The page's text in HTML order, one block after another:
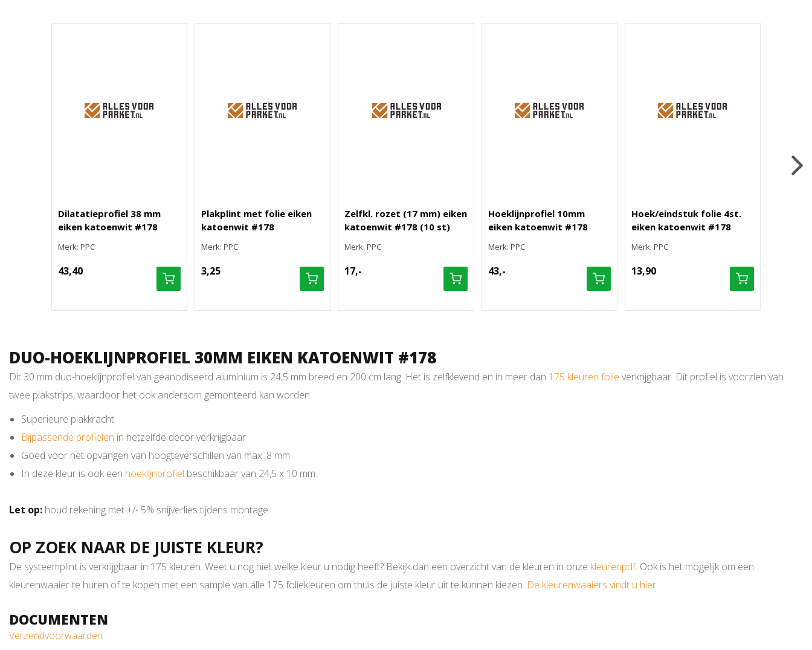
Dilatatieprofiel 38 mm
eiken katoenwit #178
Merk: PPC
43,40
Plakplint met folie eiken
katoenwit #178
Merk: PPC
3,25
Zelfkl. rozet (17 mm) eiken
katoenwit #178 (10 st)
Merk: PPC
17,-
Hoeklijnprofiel 10mm
eiken katoenwit #178
Merk: PPC
43,-
Hoek/eindstuk folie 4st.
eiken katoenwit #178
Merk: PPC
13,90
DUO-HOEKLIJNPROFIEL 30MM EIKEN KATOENWIT #178
Dit 30 mm duo-hoeklijnprofiel van geanodiseerd aluminium is 24,5 mm breed en 200 cm lang. Het is zelfklevend en in meer dan 175 kleuren folie verkrijgbaar. Dit profiel is voorzien van
twee plakstrips, waardoor het ook andersom gemonteerd kan worden.
Superieure plakkracht
Bijpassende profielen in hetzelfde decor verkrijgbaar
Goed voor het opvangen van hoogteverschillen van max. 8 mm
In deze kleur is ook een hoeklijnprofiel beschikbaar van 24,5 x 10 mm.
Let op: houd rekening met +/- 5% snijverlies tijdens montage
OP ZOEK NAAR DE JUISTE KLEUR?
De systeemplint is verkrijgbaar in 175 kleuren. Weet u nog niet welke kleur u nodig heeft? Bekijk dan een overzicht van de kleuren in onze kleurenpdf. Ook is het mogelijk om een
kleurenwaaier te huren of te kopen met een sample van álle 175 foliekleuren om thuis de juiste kleur uit te kunnen kiezen. De kleurenwaaiers vindt u hier.
DOCUMENTEN
Verzendvoorwaarden